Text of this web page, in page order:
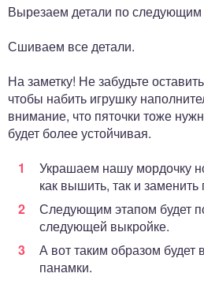
Вырезаем детали по
Сшиваем все детали.
На заметку! Не забудьте
чтобы набить игрушку
внимание, что пяточки тоже
будет более устойчивая.
Украшаем нашу мордочку
как вышить, так и заменить
Следующим этапом будет
следующей выкройке.
А вот таким образом будет
панамки.